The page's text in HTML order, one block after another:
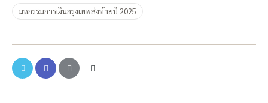
มหกรรมการเงินกรุงเทพส่งท้ายปี 2025